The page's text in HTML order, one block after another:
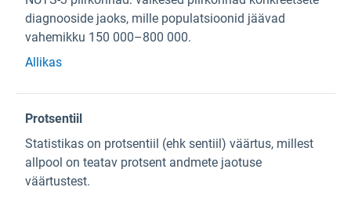
diagnooside jaoks, mille populatsioonid jäävad
vahemikku 150 000–800 000.
Allikas
Protsentiil
Statistikas on protsentiil (ehk sentiil) väärtus, millest
allpool on teatav protsent andmete jaotuse
väärtustest.